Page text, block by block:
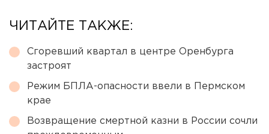
ЧИТАЙТЕ ТАКЖЕ:
Сгоревший квартал в центре Оренбурга
застроят
Режим БПЛА-опасности ввели в Пермском
крае
Возвращение смертной казни в России сочли